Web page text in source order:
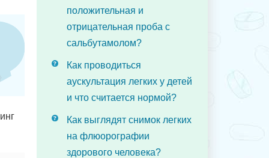
положительная и
отрицательная проба с
сальбутамолом?
Как проводиться
аускультация легких у детей
и что считается нормой?
Как выглядят снимок легких
на флюорографии
здорового человека?